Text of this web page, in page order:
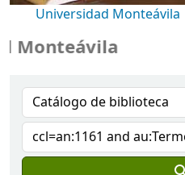
Universidad Monteávila